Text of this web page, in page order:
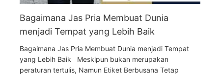
Bagaimana Jas Pria Membuat Dunia
menjadi Tempat yang Lebih Baik
Bagaimana Jas Pria Membuat Dunia menjadi Tempat
yang Lebih Baik Meskipun bukan merupakan
peraturan tertulis, Namun Etiket Berbusana Tetap